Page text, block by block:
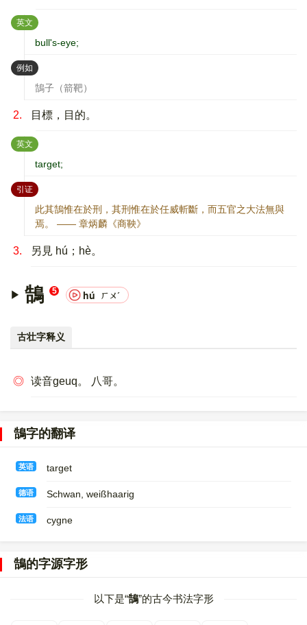
英文 ：
bull's-eye;
例如 ：
鵠子（箭靶）
2. 目標，目的。
英文 ：
target;
引证：
此其鵠惟在於刑，其刑惟在於任威斬斷，而五官之大法無與
焉。 —— 章炳麟《商鞅》
3. 另見 hú；hè。
鵠 5 hú ㄏㄨˊ
古壮字释义
◎ 读音geuq。 八哥。
鵠字的翻译
英语 target
德语 Schwan, weißhaarig
法语 cygne
鵠的字源字形
以下是“鵠”的古今书法字形